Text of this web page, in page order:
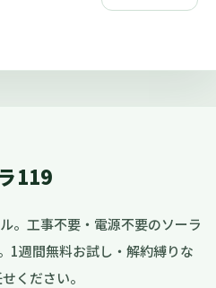
119
。工事不要・電源不要のソーラ
1週間無料お試し・解約縛りな
ください。